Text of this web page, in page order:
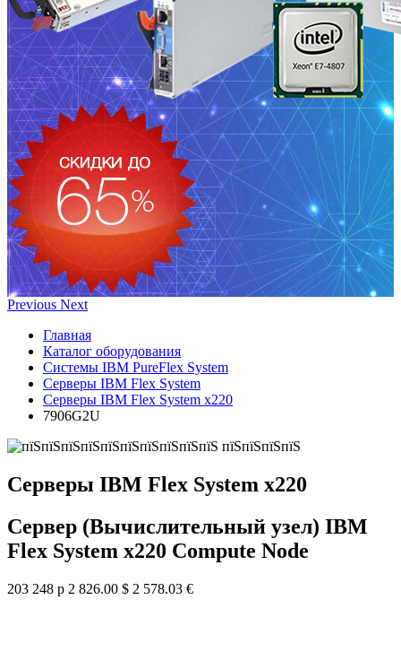
Previous Next
Главная
Каталог оборудования
Системы IBM PureFlex System
Серверы IBM Flex System
Серверы IBM Flex System x220
7906G2U
Серверы IBM Flex System x220
Сервер (Вычислительный узел) IBM
Flex System x220 Compute Node
203 248 р 2 826.00 $ 2 578.03 €